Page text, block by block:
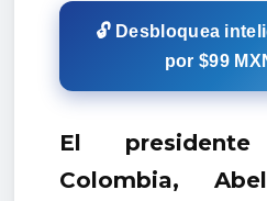
🔓 Desbloquea
por $99
El
Colombia,